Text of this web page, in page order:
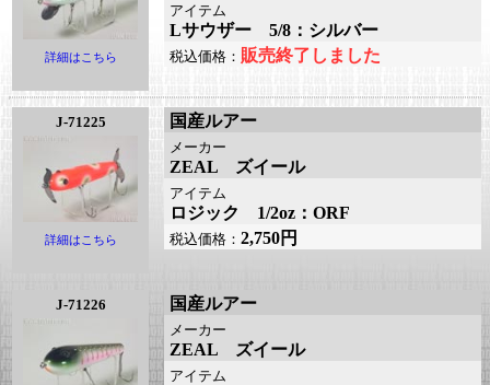
詳細はこちら
アイテム
Lサウザー 5/8：シルバー
税込価格： 販売終了しました
J-71225
詳細はこちら
国産ルアー
メーカー
ZEAL ズイール
アイテム
ロジック 1/2oz：ORF
税込価格： 2,750円
J-71226 国産ルアー
メーカー
ZEAL ズイール
アイテム